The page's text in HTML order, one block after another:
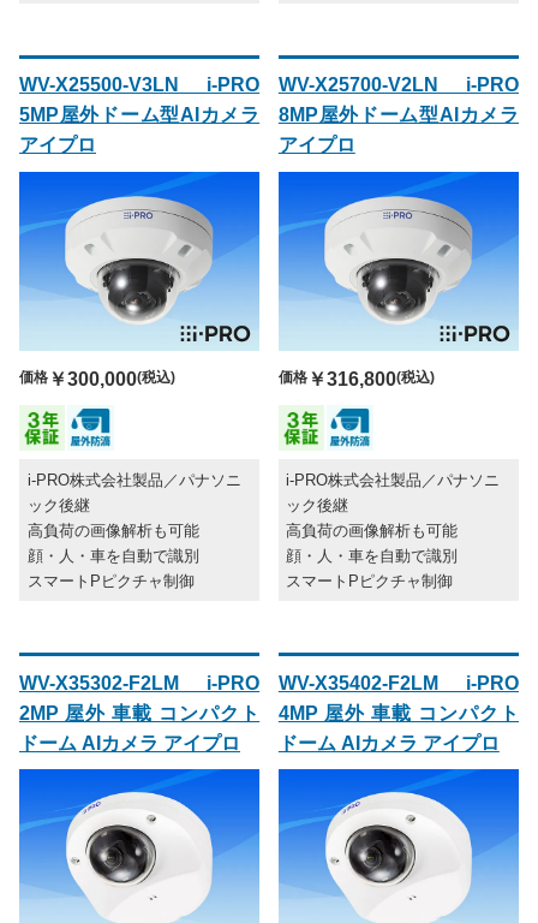
WV-X25500-V3LN i-PRO
5MP屋外ドーム型AIカメラ
アイプロ
価格 ￥300,000(税込)
i-PRO株式会社製品／パナソニ
ック後継
高負荷の画像解析も可能
顔・人・車を自動で識別
スマートPピクチャ制御
WV-X25700-V2LN i-PRO
8MP屋外ドーム型AIカメラ
アイプロ
価格￥316,800(税込)
i-PRO株式会社製品／パナソニ
ック後継
高負荷の画像解析も可能
顔・人・車を自動で識別
スマートPピクチャ制御
WV-X35302-F2LM i-PRO
2MP 屋外 車載 コンパクト
ドーム AIカメラ アイプロ
WV-X35402-F2LM i-PRO
4MP 屋外 車載 コンパクト
ドーム AIカメラ アイプロ